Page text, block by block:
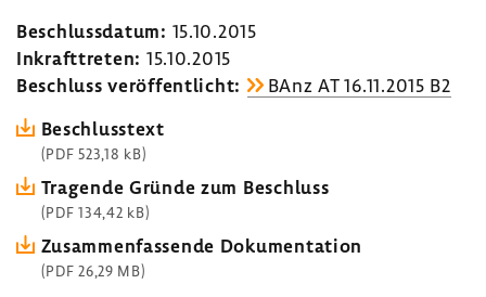
Beschluss­datum: 15.10.2015
Inkraft­treten: 15.10.2015
Beschluss veröf­fent­licht:
BAnz AT 16.11.2015 B2
Beschluss­text
(PDF 523,18 kB)
Tragende Gründe zum Beschluss
(PDF 134,42 kB)
Zusam­men­fas­sende Doku­men­ta­tion
(PDF 26,29 MB)